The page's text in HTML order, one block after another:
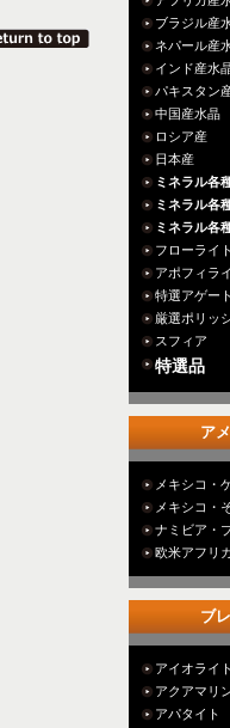
ブラジル産
ネパール産
インド産水
パキスタン
中国産水晶
ロシア産
日本産
ミネラル各
ミネラル各
ミネラル各
フローライト
アポフィラ
特選アゲート
厳選ポリッ
スフィア
特選品
アメ
メキシコ・
メキシコ・
ナミビア・
欧米アフリ
ブレ
アイオライト
アクアマリ
アパタイト